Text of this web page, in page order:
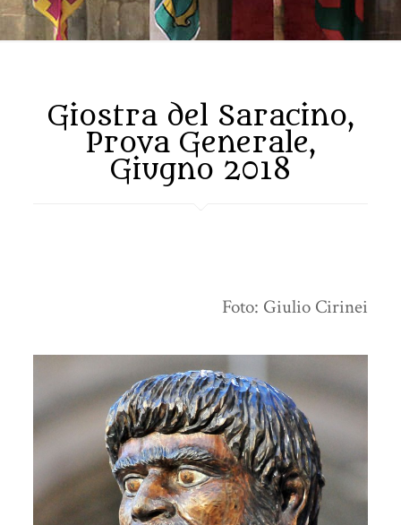
Giostra del Saracino,
Prova Generale,
Giugno 2018
Foto: Giulio Cirinei